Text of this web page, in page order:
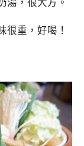
湯，很大方。
很重，好喝！